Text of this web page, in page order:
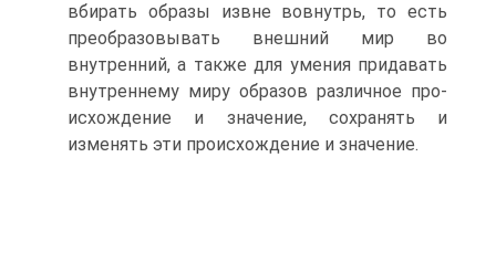
вбирать образы извне вовнутрь, то есть
преобразовывать внешний мир во
внутренний, а так­же для умения придавать
внутреннему миру образов различное про­
исхождение и значение, сохранять и
изменять эти происхождение и значение.